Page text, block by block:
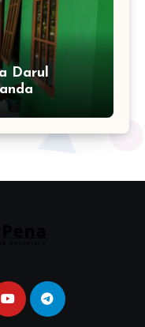
Darul
yang Lebih